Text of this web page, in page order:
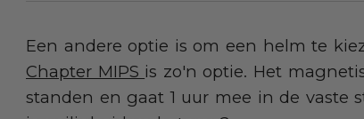
Een andere optie is om een helm te
Chapter MIPS is zo'n optie. Het
standen en gaat 1 uur mee in de vaste